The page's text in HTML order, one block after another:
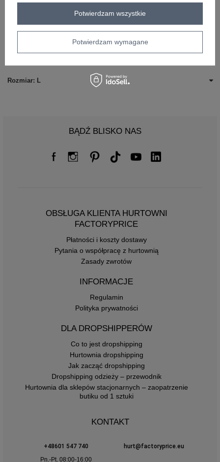
emblemat_FP:
txt_COTTON COMFORT#546070#FFFFFF,dół,lewo
Rozmiar: L
BĄDŹ BLISKO NAS
OBSŁUGA KLIENTA HURTOWNI
FACTORYPRICE
Płatności i koszty dostawy
Pytania o współpracę z hurtownią
Zasady zwrotów
INFORMACJE
Regulamin
Polityka prywatności
DLA DROPSHIPPERÓW
Co to jest dropshipping
Hurtownia dropshipping
Jak zacząć dropshipping
Dropshipping odzieży – przewodnik
Hurtownia dla sklepów stacjonarnych – zaopatrzenie
butiku od 1 sztuki
KONTAKT
+48601 547 740
hurt@factoryprice.eu
Pn.-Pt. 08:00-16:00
Potwierdzam wymagane
Potwierdzam wszystkie